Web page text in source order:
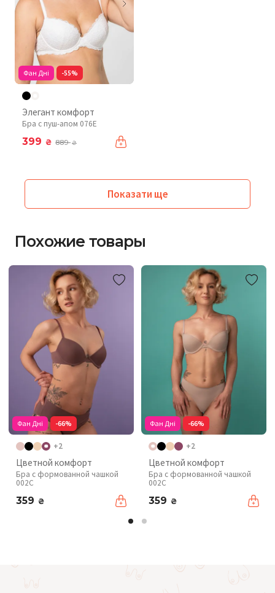
Фан Дні -55%
Элегант комфорт
Бра с пуш-апом 076Е
399 ₴ 889₴
Показати ще
Похожие товары
Фан Дні -66%
+2
Цветной комфорт
Бра с формованной чашкой
002C
359 ₴
Фан Дні -66%
+2
Цветной комфорт
Бра с формованной чашкой
002C
359 ₴